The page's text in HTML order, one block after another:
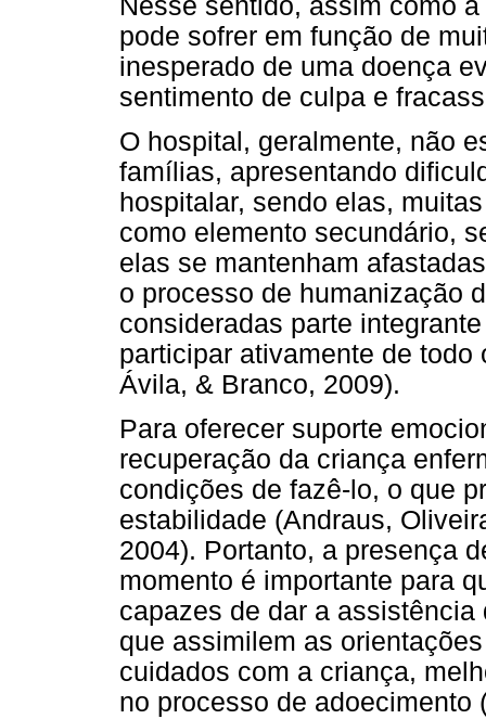
pode sofrer em função de
inesperado de uma doença
sentimento de culpa e
O hospital, geralmente, não
famílias, apresentando
hospitalar, sendo elas,
como elemento secundário,
elas se mantenham
o processo de humanização
consideradas parte
participar ativamente de
Ávila, & Branco, 2009).
Para oferecer suporte
recuperação da criança
condições de fazê-lo, o que
estabilidade (Andraus,
2004). Portanto, a presença
momento é importante para
capazes de dar a
que assimilem as
cuidados com a criança,
no processo de adoecimento